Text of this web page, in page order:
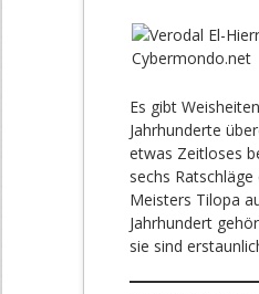
Es gibt
Jahrhunderte
etwas Zeitloses
sechs
Meisters Tilopa
Jahrhundert
sie sind